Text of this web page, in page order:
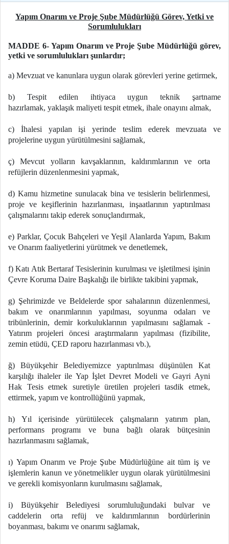
Yapım Onarım ve Proje Şube Müdürlüğü Görev, Yetki ve
Sorumlulukları
MADDE 6- Yapım Onarım ve Proje Şube Müdürlüğü görev,
yetki ve sorumlulukları şunlardır;
a) Mevzuat ve kanunlara uygun olarak görevleri yerine getirmek,
b) Tespit edilen ihtiyaca uygun teknik şartname
hazırlamak, yaklaşık maliyeti tespit etmek, ihale onayını almak,
c) İhalesi yapılan işi yerinde teslim ederek mevzuata ve
projelerine uygun yürütülmesini sağlamak,
ç) Mevcut yolların kavşaklarının, kaldırımlarının ve orta
refüjlerin düzenlenmesini yapmak,
d) Kamu hizmetine sunulacak bina ve tesislerin belirlenmesi,
proje ve keşiflerinin hazırlanması, inşaatlarının yaptırılması
çalışmalarını takip ederek sonuçlandırmak,
e) Parklar, Çocuk Bahçeleri ve Yeşil Alanlarda Yapım, Bakım
ve Onarım faaliyetlerini yürütmek ve denetlemek,
f) Katı Atık Bertaraf Tesislerinin kurulması ve işletilmesi işinin
Çevre Koruma Daire Başkalığı ile birlikte takibini yapmak,
g) Şehrimizde ve Beldelerde spor sahalarının düzenlenmesi,
bakım ve onarımlarının yapılması, soyunma odaları ve
tribünlerinin, demir korkuluklarının yapılmasını sağlamak -
Yatırım projeleri öncesi araştırmaların yapılması (fizibilite,
zemin etüdü, ÇED raporu hazırlanması vb.),
ğ) Büyükşehir Belediyemizce yaptırılması düşünülen Kat
karşılığı ihaleler ile Yap İşlet Devret Modeli ve Gayri Ayni
Hak Tesis etmek suretiyle üretilen projeleri tasdik etmek,
ettirmek, yapım ve kontrollüğünü yapmak,
h) Yıl içerisinde yürütülecek çalışmaların yatırım plan,
performans programı ve buna bağlı olarak bütçesinin
hazırlanmasını sağlamak,
ı) Yapım Onarım ve Proje Şube Müdürlüğüne ait tüm iş ve
işlemlerin kanun ve yönetmelikler uygun olarak yürütülmesini
ve gerekli komisyonların kurulmasını sağlamak,
i) Büyükşehir Belediyesi sorumluluğundaki bulvar ve
caddelerin orta refüj ve kaldırımlarının bordürlerinin
boyanması, bakımı ve onarımı sağlamak,